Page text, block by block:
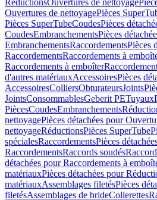
RéductionsOuvertures de nettoyage
Ouvertures de nettoyagePièces
Pièces SuperTubeCoudesPièces
CoudesEmbranchementsPièces
EmbranchementsRaccordementsPièces
RaccordementsRaccordements à
Raccordements à emboîter
d'autres matériauxAccessoiresPièces
AccessoiresColliersObturateursJoints
JointsConsommablesGeberit PETuyaux
PiècesCoudesEmbranchements
nettoyagePièces détachées pour
nettoyageRéductionsPièces SuperTube
spécialesRaccordementsPièces
RaccordementsRaccords soudés
détachées pour Raccordements à
matériauxPièces détachées pour
matériauxAssemblages filetésPièces
filetésAssemblages de brideCollerettes